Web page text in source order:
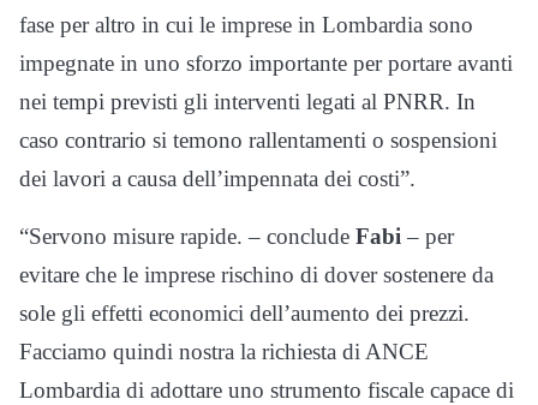
fase per altro in cui le imprese in Lombardia sono
impegnate in uno sforzo importante per portare avanti
nei tempi previsti gli interventi legati al PNRR. In
caso contrario si temono rallentamenti o sospensioni
dei lavori a causa dell’impennata dei costi”.
“Servono misure rapide. – conclude Fabi – per
evitare che le imprese rischino di dover sostenere da
sole gli effetti economici dell’aumento dei prezzi.
Facciamo quindi nostra la richiesta di ANCE
Lombardia di adottare uno strumento fiscale capace di